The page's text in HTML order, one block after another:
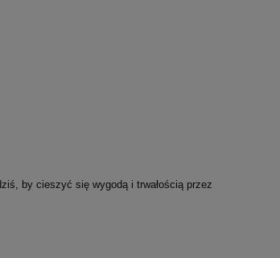
by cieszyć się wygodą i trwałością przez